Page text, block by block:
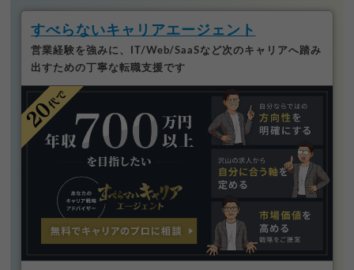
すべらないキャリアエージェント
営業経験を強みに、IT/Web/SaaSなど次のキャリアへ踏み
出すための丁寧な転職支援です